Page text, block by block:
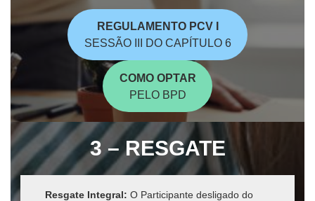
REGULAMENTO PCV I
SESSÃO III DO CAPÍTULO 6
COMO OPTAR
PELO BPD
3 – RESGATE
Resgate Integral: O Participante desligado do